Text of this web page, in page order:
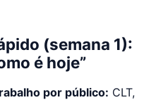
(semana 1):
é hoje”
por público: CLT,